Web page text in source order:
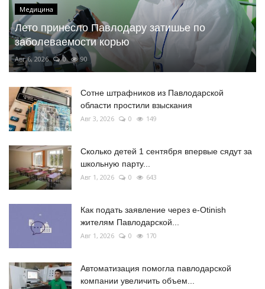
Медицина
Лето принесло Павлодару затишье по
заболеваемости корью
Авг 6, 2026 0 90
Сотне штрафников из Павлодарской
области простили взыскания
Авг 3, 2026 0 149
Сколько детей 1 сентября впервые сядут за
школьную парту...
Авг 1, 2026 0 643
Как подать заявление через e-Otinish
жителям Павлодарской...
Авг 1, 2026 0 170
Автоматизация помогла павлодарской
компании увеличить объем...